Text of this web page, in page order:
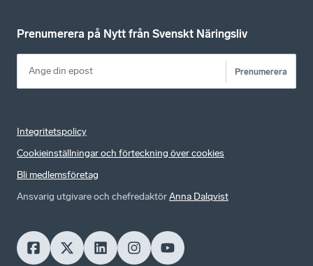
Prenumerera på Nytt från Svenskt Näringsliv
Prenumerera
Integritetspolicy
Cookieinställningar och förteckning över cookies
Bli medlemsföretag
Ansvarig utgivare och chefredaktörAnna Dalqvist